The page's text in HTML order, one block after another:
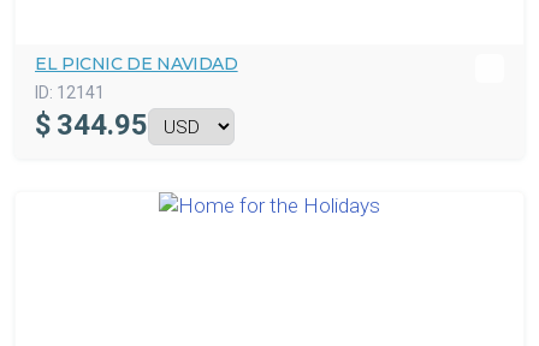
EL PICNIC DE NAVIDAD
ID: 12141
$ 344.95